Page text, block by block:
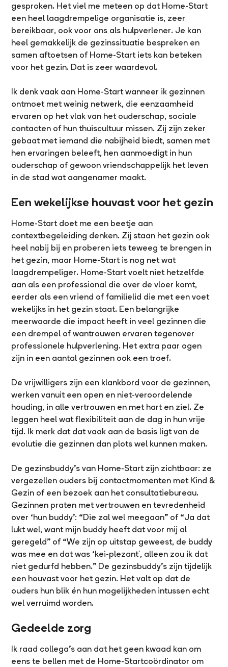
gesproken. Het viel me meteen op dat Home-Start
een heel laagdrempelige organisatie is, zeer
bereikbaar, ook voor ons als hulpverlener. Je kan
heel gemakkelijk de gezinssituatie bespreken en
samen aftoetsen of Home-Start iets kan beteken
voor het gezin. Dat is zeer waardevol.
Ik denk vaak aan Home-Start wanneer ik gezinnen
ontmoet met weinig netwerk, die eenzaamheid
ervaren op het vlak van het ouderschap, sociale
contacten of hun thuiscultuur missen. Zij zijn zeker
gebaat met iemand die nabijheid biedt, samen met
hen ervaringen beleeft, hen aanmoedigt in hun
ouderschap of gewoon vriendschappelijk het leven
in de stad wat aangenamer maakt.
Een wekelijkse houvast voor het gezin
Home-Start doet me een beetje aan
contextbegeleiding denken. Zij staan het gezin ook
heel nabij bij en proberen iets teweeg te brengen in
het gezin, maar Home-Start is nog net wat
laagdrempeliger. Home-Start voelt niet hetzelfde
aan als een professional die over de vloer komt,
eerder als een vriend of familielid die met een voet
wekelijks in het gezin staat. Een belangrijke
meerwaarde die impact heeft in veel gezinnen die
een drempel of wantrouwen ervaren tegenover
professionele hulpverlening. Het extra paar ogen
zijn in een aantal gezinnen ook een troef.
De vrijwilligers zijn een klankbord voor de gezinnen,
werken vanuit een open en niet-veroordelende
houding, in alle vertrouwen en met hart en ziel. Ze
leggen heel wat flexibiliteit aan de dag in hun vrije
tijd. Ik merk dat dat vaak aan de basis ligt van de
evolutie die gezinnen dan plots wel kunnen maken.
De gezinsbuddy’s van Home-Start zijn zichtbaar: ze
vergezellen ouders bij contactmomenten met Kind &
Gezin of een bezoek aan het consultatiebureau.
Gezinnen praten met vertrouwen en tevredenheid
over ‘hun buddy’: “Die zal wel meegaan” of “Ja dat
lukt wel, want mijn buddy heeft dat voor mij al
geregeld” of “We zijn op uitstap geweest, de buddy
was mee en dat was ‘kei-plezant', alleen zou ik dat
niet gedurfd hebben.” De gezinsbuddy’s zijn tijdelijk
een houvast voor het gezin. Het valt op dat de
ouders hun blik én hun mogelijkheden intussen echt
wel verruimd worden.
Gedeelde zorg
Ik raad collega’s aan dat het geen kwaad kan om
eens te bellen met de Home-Startcoördinator om